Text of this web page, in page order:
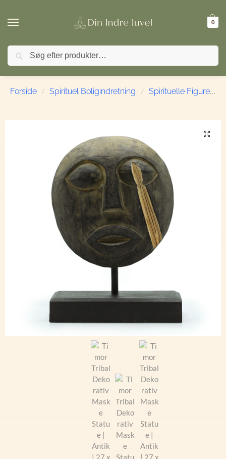
0
🚚 FRI FRAGT ved køb over 499,- | ⭐ TrustPilot 4,9 / 5
Forside / Spirituel Boligindretning / Spirituelle Figurer & Dekoration